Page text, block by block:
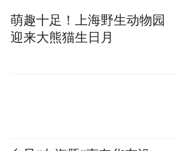
萌趣十足！上海野生动物园
迎来大熊猫生日月